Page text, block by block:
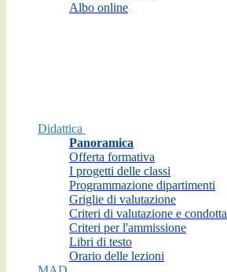
Albo online
Didattica
Panoramica
Offerta formativa
I progetti delle classi
Programmazione dipartimenti
Griglie di valutazione
Criteri di valutazione e condotta
Criteri per l'ammissione
Libri di testo
Orario delle lezioni